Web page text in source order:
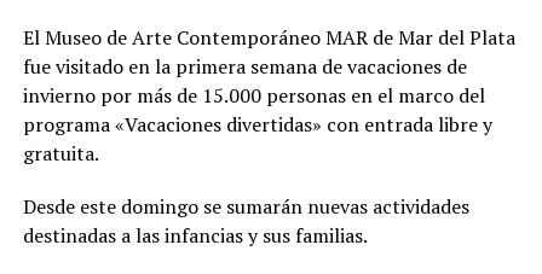
El Museo de Arte Contemporáneo MAR de Mar del Plata
fue visitado en la primera semana de vacaciones de
invierno por más de 15.000 personas en el marco del
programa «Vacaciones divertidas» con entrada libre y
gratuita.
Desde este domingo se sumarán nuevas actividades
destinadas a las infancias y sus familias.